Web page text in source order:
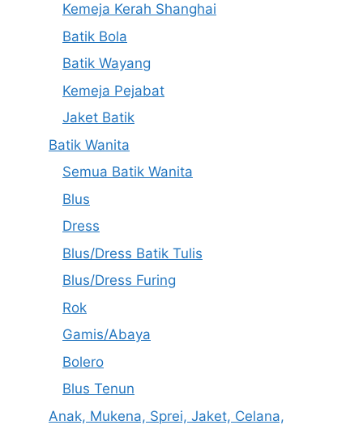
Kemeja Kerah Shanghai
Batik Bola
Batik Wayang
Kemeja Pejabat
Jaket Batik
Batik Wanita
Semua Batik Wanita
Blus
Dress
Blus/Dress Batik Tulis
Blus/Dress Furing
Rok
Gamis/Abaya
Bolero
Blus Tenun
Anak, Mukena, Sprei, Jaket, Celana,